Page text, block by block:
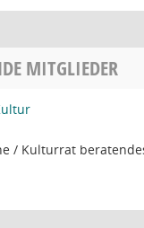
MITGLIEDER
/ Kulturrat